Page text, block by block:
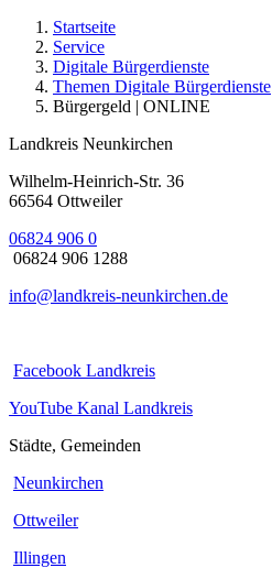
Startseite
Service
Digitale Bürgerdienste
Themen Digitale Bürgerdienste
Bürgergeld | ONLINE
Landkreis Neunkirchen
Wilhelm-Heinrich-Str. 36
66564 Ottweiler
06824 906 0
06824 906 1288
info@landkreis-neunkirchen.de
Facebook Landkreis
YouTube Kanal Landkreis
Städte, Gemeinden
Neunkirchen
Ottweiler
Illingen